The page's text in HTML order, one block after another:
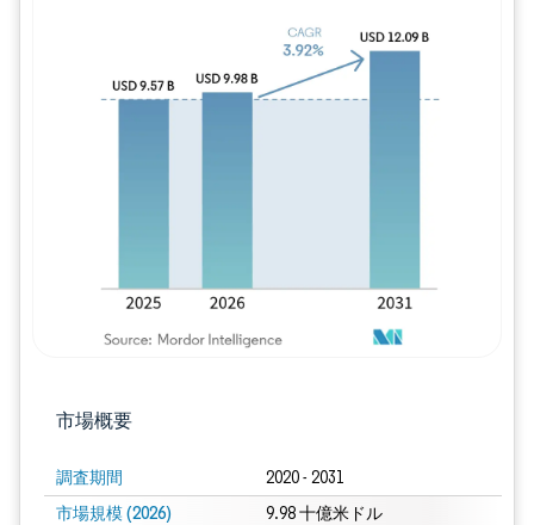
市場概要
調査期間 2020 - 2031
市場規模 (2026) 9.98 十億米ドル